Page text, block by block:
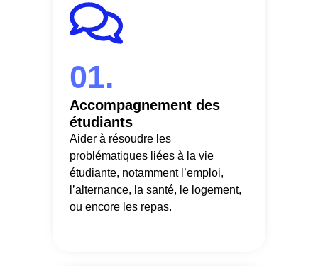
01.
Accompagnement des
étudiants
Aider à résoudre les
problématiques liées à la vie
étudiante, notamment l’emploi,
l’alternance, la santé, le logement,
ou encore les repas.